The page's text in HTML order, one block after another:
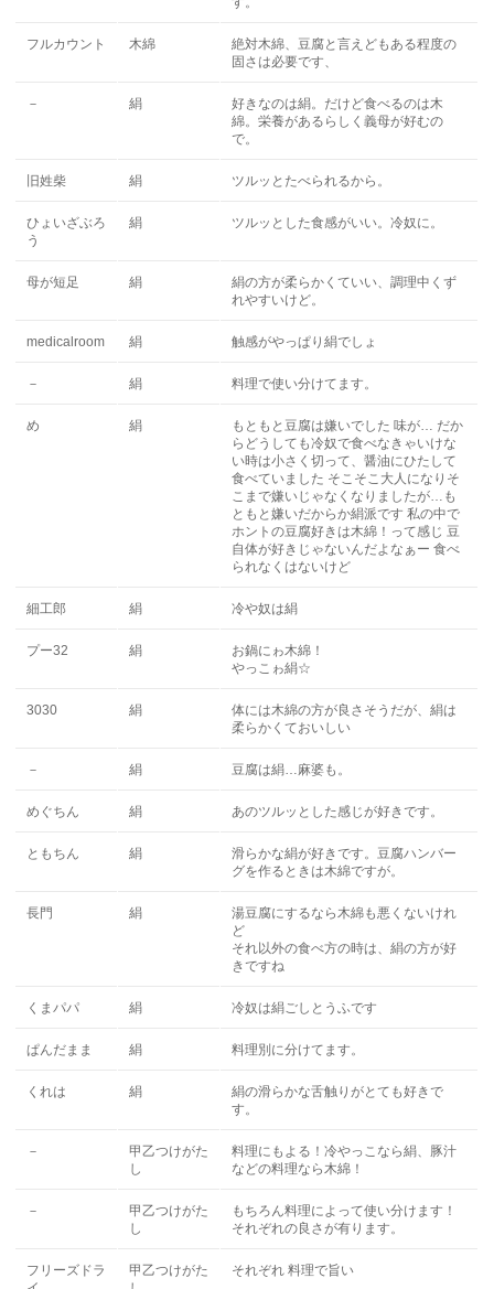
フルカウント 木綿
絶対木綿、豆腐と言えどもある程度の
固さは必要です、
－ 絹
好きなのは絹。だけど食べるのは木
綿。栄養があるらしく義母が好むの
で。
旧姓柴 絹 ツルッとたべられるから。
ひょいざぶろ
う
絹 ツルッとした食感がいい。冷奴に。
母が短足 絹
絹の方が柔らかくていい、調理中くず
れやすいけど。
medicalroom 絹 触感がやっぱり絹でしょ
－ 絹 料理で使い分けてます。
め 絹
もともと豆腐は嫌いでした 味が… だか
らどうしても冷奴で食べなきゃいけな
い時は小さく切って、醤油にひたして
食べていました そこそこ大人になりそ
こまで嫌いじゃなくなりましたが…も
ともと嫌いだからか絹派です 私の中で
ホントの豆腐好きは木綿！って感じ 豆
自体が好きじゃないんだよなぁー 食べ
られなくはないけど
細工郎 絹 冷や奴は絹
プー32 絹
お鍋にゎ木綿！
やっこゎ絹☆
3030 絹
体には木綿の方が良さそうだが、絹は
柔らかくておいしい
－ 絹 豆腐は絹…麻婆も。
めぐちん 絹 あのツルッとした感じが好きです。
ともちん 絹
滑らかな絹が好きです。豆腐ハンバー
グを作るときは木綿ですが。
長門 絹
湯豆腐にするなら木綿も悪くないけれ
ど
それ以外の食べ方の時は、絹の方が好
きですね
くまパパ 絹 冷奴は絹ごしとうふです
ぱんだまま 絹 料理別に分けてます。
くれは 絹
絹の滑らかな舌触りがとても好きで
す。
－
甲乙つけがた
し
料理にもよる！冷やっこなら絹、豚汁
などの料理なら木綿！
－
甲乙つけがた
し
もちろん料理によって使い分けます！
それぞれの良さが有ります。
フリーズドラ
甲乙つけがた
それぞれ 料理で旨い